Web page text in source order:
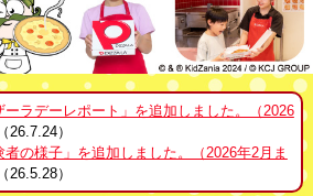
ーラデーレポート」を追加しました。（2026
（26.7.24）
者の様子」を追加しました。（2026年2月ま
（26.5.28）